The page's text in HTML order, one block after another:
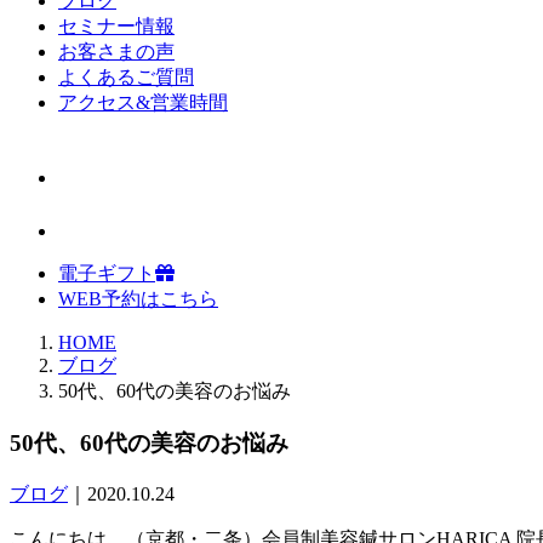
セミナー情報
お客さまの声
よくあるご質問
アクセス&営業時間
電子ギフト
WEB予約はこちら
HOME
ブログ
50代、60代の美容のお悩み
50代、60代の美容のお悩み
ブログ ｜2020.10.24
こんにちは、（京都・二条）会員制美容鍼サロンHARICA 院